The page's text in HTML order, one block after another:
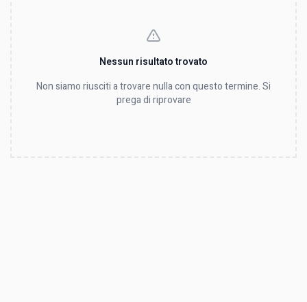
Nessun risultato trovato
Non siamo riusciti a trovare nulla con questo termine. Si
prega di riprovare